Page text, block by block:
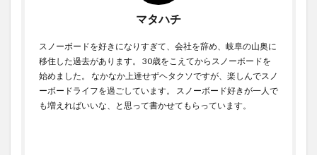
マタハチ
スノーボードを好きになりすぎて、会社を辞め、岐阜の山奥に
移住した過去があります。 30歳をこえてからスノーボードを
始めました。 なかなか上達せずヘタクソですが、楽しんでスノ
ーボードライフを過ごしています。 スノーボード好きが一人で
も増えればいいな、と思って書かせてもらっています。